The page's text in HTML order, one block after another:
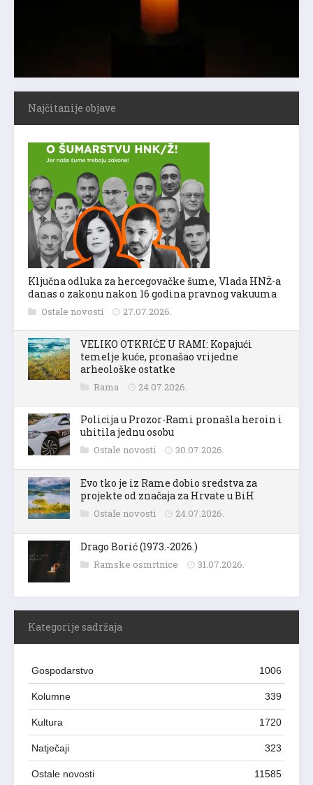
Najčitanije objave
Ključna odluka za hercegovačke šume, Vlada HNŽ-a
danas o zakonu nakon 16 godina pravnog vakuuma
Ostale novosti 27.07.2026.
VELIKO OTKRIĆE U RAMI: Kopajući
temelje kuće, pronašao vrijedne
arheološke ostatke
Rama 24.07.2026.
Policija u Prozor-Rami pronašla heroin i
uhitila jednu osobu
Ostale novosti 30.07.2026.
Evo tko je iz Rame dobio sredstva za
projekte od značaja za Hrvate u BiH
Ostale novosti 24.07.2026.
Drago Borić (1973.-2026.)
Ramske osmrtnice 31.07.2026.
Kategorije sadržaja
Gospodarstvo 1006
Kolumne 339
Kultura 1720
Natječaji 323
Ostale novosti 11585